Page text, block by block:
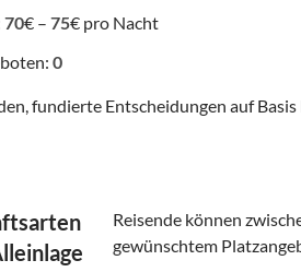
70€ – 75€ pro Nacht
0
fundierte Entscheidungen auf
Reisende können
gewünschtem